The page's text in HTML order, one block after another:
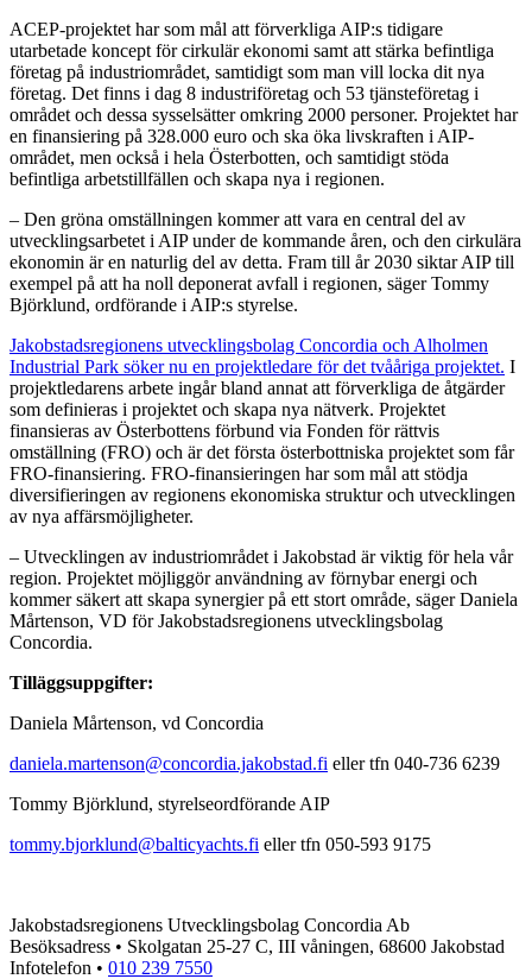
ACEP-projektet har som mål att förverkliga AIP:s tidigare
utarbetade koncept för cirkulär ekonomi samt att stärka befintliga
företag på industriområdet, samtidigt som man vill locka dit nya
företag. Det finns i dag 8 industriföretag och 53 tjänsteföretag i
området och dessa sysselsätter omkring 2000 personer. Projektet har
en finansiering på 328.000 euro och ska öka livskraften i AIP-
området, men också i hela Österbotten, och samtidigt stöda
befintliga arbetstillfällen och skapa nya i regionen.
– Den gröna omställningen kommer att vara en central del av
utvecklingsarbetet i AIP under de kommande åren, och den cirkulära
ekonomin är en naturlig del av detta. Fram till år 2030 siktar AIP till
exempel på att ha noll deponerat avfall i regionen, säger Tommy
Björklund, ordförande i AIP:s styrelse.
Jakobstadsregionens utvecklingsbolag Concordia och Alholmen
Industrial Park söker nu en projektledare för det tvååriga projektet. I
projektledarens arbete ingår bland annat att förverkliga de åtgärder
som definieras i projektet och skapa nya nätverk. Projektet
finansieras av Österbottens förbund via Fonden för rättvis
omställning (FRO) och är det första österbottniska projektet som får
FRO-finansiering. FRO-finansieringen har som mål att stödja
diversifieringen av regionens ekonomiska struktur och utvecklingen
av nya affärsmöjligheter.
– Utvecklingen av industriområdet i Jakobstad är viktig för hela vår
region. Projektet möjliggör användning av förnybar energi och
kommer säkert att skapa synergier på ett stort område, säger Daniela
Mårtenson, VD för Jakobstadsregionens utvecklingsbolag
Concordia.
Tilläggsuppgifter:
Daniela Mårtenson, vd Concordia
daniela.martenson@concordia.jakobstad.fi eller tfn 040-736 6239
Tommy Björklund, styrelseordförande AIP
tommy.bjorklund@balticyachts.fi eller tfn 050-593 9175
Jakobstadsregionens Utvecklingsbolag Concordia Ab
Besöksadress • Skolgatan 25-27 C, III våningen, 68600 Jakobstad
Infotelefon • 010 239 7550